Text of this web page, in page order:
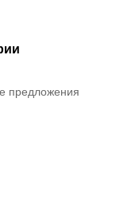
предложения